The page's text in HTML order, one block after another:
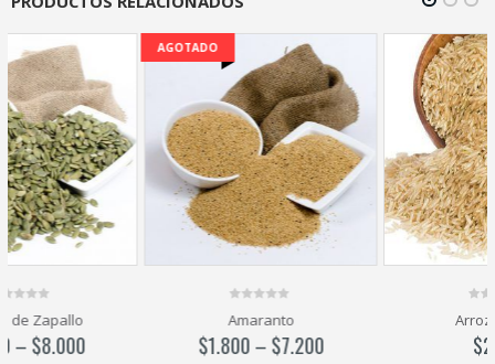
AGOTADO
$1.800